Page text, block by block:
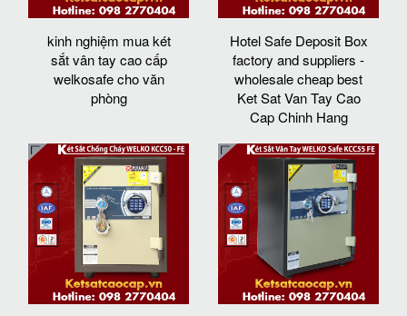
kinh nghiệm mua két
sắt vân tay cao cấp
welkosafe cho văn
phòng
Hotel Safe Deposit Box
factory and suppliers -
wholesale cheap best
Ket Sat Van Tay Cao
Cap Chinh Hang